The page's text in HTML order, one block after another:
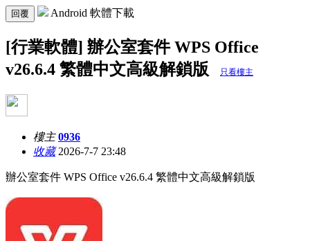
回覆 Android 軟體下載
[行業軟體] 辦公室套件 WPS Office
v26.6.4 繁體中文高級解鎖版
只看樓主
樓主 0936
收藏2026-7-7 23:48
辦公室套件 WPS Office v26.6.4 繁體中文高級解鎖版